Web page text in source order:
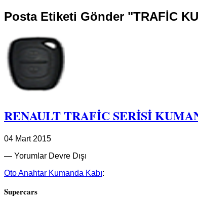
Posta Etiketi Gönder "TRAFİC
RENAULT TRAFİC SERİSİ
04 Mart 2015
— Yorumlar Devre Dışı
Oto Anahtar Kumanda Kabı:
Supercars